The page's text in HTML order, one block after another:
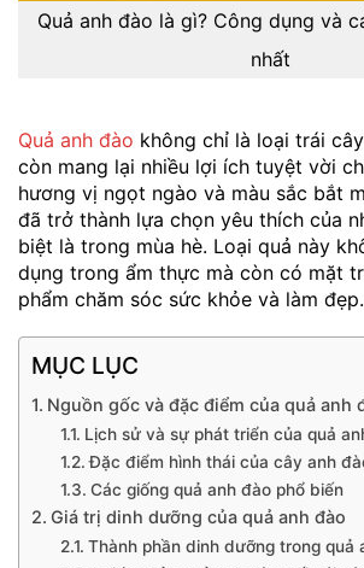
Quả anh đào là gì? Công dụng và
nhất
Quả anh đào không chỉ là loại trái
còn mang lại nhiều lợi ích tuyệt vời
hương vị ngọt ngào và màu sắc bắt
đã trở thành lựa chọn yêu thích của
biệt là trong mùa hè. Loại quả này
dụng trong ẩm thực mà còn có mặt
phẩm chăm sóc sức khỏe và làm đẹp.
MỤC LỤC
Nguồn gốc và đặc điểm của quả anh
Lịch sử và sự phát triển của quả
Đặc điểm hình thái của cây anh
Các giống quả anh đào phổ biến
Giá trị dinh dưỡng của quả anh đào
Thành phần dinh dưỡng trong quả